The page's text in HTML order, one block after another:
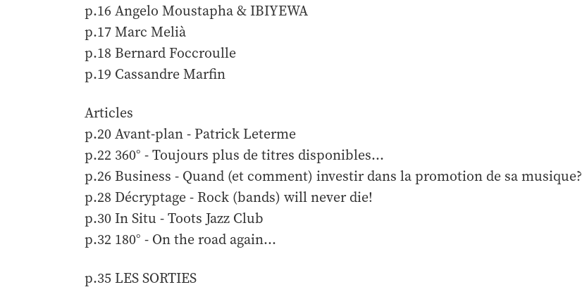
p.16 Angelo Moustapha & IBIYEWA
p.17 Marc Melià
p.18 Bernard Foccroulle
p.19 Cassandre Marfin
Articles
p.20 Avant-plan - Patrick Leterme
p.22 360° - Toujours plus de titres disponibles...
p.26 Business - Quand (et comment) investir dans la promotion de sa musique?
p.28 Décryptage - Rock (bands) will never die!
p.30 In Situ - Toots Jazz Club
p.32 180° - On the road again...
p.35 LES SORTIES